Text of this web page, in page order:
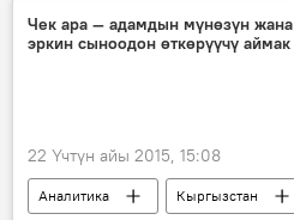
Чек ара — адамдын мүнөзүн жана
эркин сыноодон өткөрүүчү аймак
22 Үчтүн айы 2015, 15:08
Аналитика
Кыргызстан